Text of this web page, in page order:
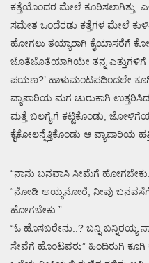
ಕತ್ತೆಯೊಂದರ ಮೇಲೆ ಕೂರಿಸಲಾಗಿತ್ತು.
ಸಮೇತ ಒಂದೆರಡು ಕತ್ತೆಗಳ ಮೇಲೆ
ಹೋಗಲು ತಯ್ಯಾರಾಗಿ ಕೈಯಾಸರೆಗೆ
ಜೊತೆಜೊತೆಯಾಗಿಯೇ ತನ್ನ
ಪಯಣ?’ ಹಾಳುಮಂಟಪದಿಂದಲೇ
ವ್ಯಾಪಾರಿಯ ಮಗ ಚುರುಕಾಗಿ
ಮತ್ತೆ ಬಲಗೈಗೆ ಕಟ್ಟಿಕೊಂಡು,
ಕೈಕೋಲನ್ನೆತ್ತಿಕೊಂಡು ಆ ವ್ಯಾಪಾರಿಯ
“ನಾನು ಬನವಾಸಿ ಸೀಮೆಗೆ
“ನೋಡಿ ಅಯ್ಯನೋರೆ, ನೀವು
ಹೋಗಬೇಕು.”
“ಓ ಹೊಸಬರೇನು..? ಬನ್ನಿ
ಸೇವೆಗೆ ಹೊಂಟವರು” ಹಿಂದಿರುಗಿ ಕೂಗಿ